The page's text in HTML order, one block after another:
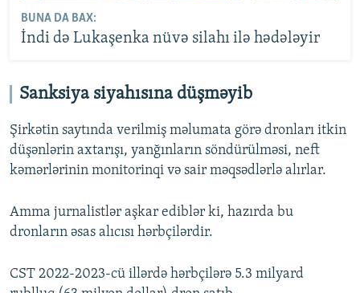
BUNA DA BAX:
İndi də Lukaşenka nüvə silahı ilə hədələyir
Sanksiya siyahısına düşməyib
Şirkətin saytında verilmiş məlumata görə dronları itkin
düşənlərin axtarışı, yanğınların söndürülməsi, neft
kəmərlərinin monitorinqi və sair məqsədlərlə alırlar.
Amma jurnalistlər aşkar ediblər ki, hazırda bu
dronların əsas alıcısı hərbçilərdir.
CST 2022-2023-cü illərdə hərbçilərə 5.3 milyard